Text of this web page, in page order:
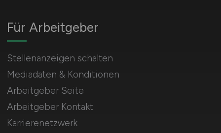
Für Arbeitgeber
Stellenanzeigen schalten
Mediadaten & Konditionen
Arbeitgeber Seite
Arbeitgeber Kontakt
Karrierenetzwerk